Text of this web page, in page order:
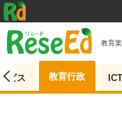
教育
ビス 教育行政